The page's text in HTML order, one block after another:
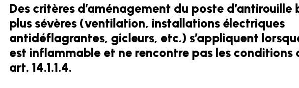
Des critères d’aménagement du poste d’antirouille
plus sévères (ventilation, installations électriques
antidéflagrantes, gicleurs, etc.) s’appliquent
est inflammable et ne rencontre pas les conditions
art. 14.1.1.4.